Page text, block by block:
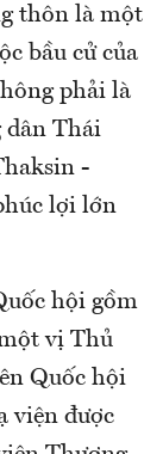
thôn là một
bầu cử của
phải là
dân Thái
-
lợi lớn
hội gồm
vị Thủ
Quốc hội
viện được